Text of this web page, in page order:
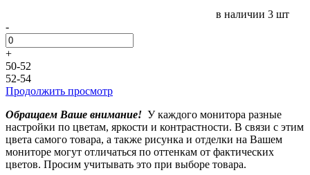
в наличии 3 шт
-
+
50-52
52-54
Продолжить просмотр
Обращаем Ваше внимание! У каждого монитора разные
настройки по цветам, яркости и контрастности. В связи с этим
цвета самого товара, а также рисунка и отделки на Вашем
мониторе могут отличаться по оттенкам от фактических
цветов. Просим учитывать это при выборе товара.